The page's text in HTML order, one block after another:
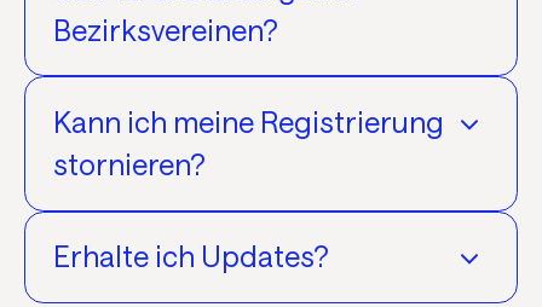
Bezirksvereinen?
mehrmaligen Besuch ist eine Mitgliedschaft im
Verein gewünscht.
Kann ich meine Registrierung
stornieren?
indem Sie die angegebene Kontaktperson direkt
Erhalte ich Updates?